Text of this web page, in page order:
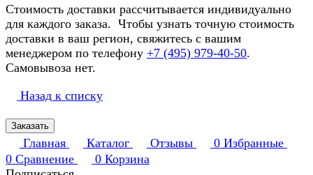
Стоимость доставки рассчитывается индивидуально
для каждого заказа. Чтобы узнать точную стоимость
доставки в ваш регион, свяжитесь с вашим
менеджером по телефону +7 (495) 979-40-50.
Самовывоза нет.
Назад к списку
Заказать
Главная Каталог Отзывы 0 Избранные
0 Сравнение 0 Корзина